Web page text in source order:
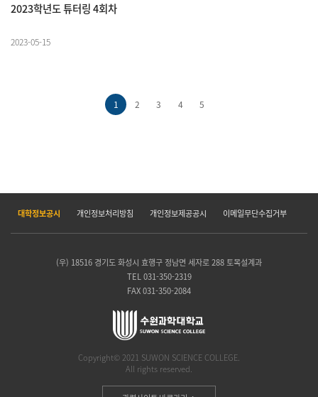
2023학년도 튜터링 4회차
2023-05-15
1 2 3 4 5
대학정보공시 개인정보처리방침 개인정보제공공시 이메일무단수집거부
(우) 18516 경기도 화성시 효행구 정남면 세자로 288 토목설계과
TEL 031-350-2319
FAX 031-350-2084
Copyright© 2021 SUWON SCIENCE COLLEGE.
All rights reserved.